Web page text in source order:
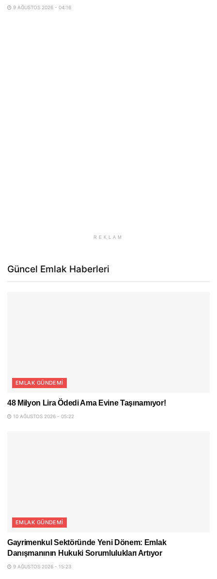
9 AĞUSTOS 2026 - 04:16
REKLAM
Güncel Emlak Haberleri
EMLAK GÜNDEMI
48 Milyon Lira Ödedi Ama Evine Taşınamıyor!
10 AĞUSTOS 2026 - 05:22
EMLAK GÜNDEMI
Gayrimenkul Sektöründe Yeni Dönem: Emlak
Danışmanının Hukuki Sorumlulukları Artıyor
9 AĞUSTOS 2026 - 15:23